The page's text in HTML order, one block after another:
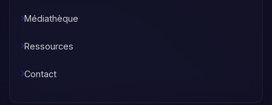
Médiathèque
Ressources
Contact